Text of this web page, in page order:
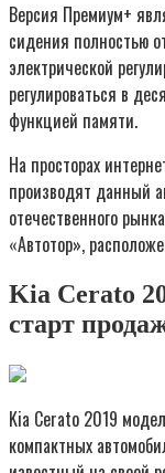
Версия Премиум+
сидения полностью
электрической
регулироваться в
функцией памяти.
На просторах
производят данный
отечественного
«Автотор»,
Kia Cerato
старт
Kia Cerato 2019
компактных